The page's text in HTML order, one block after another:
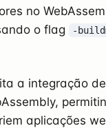
no
o flag
-
a integração
aplicações